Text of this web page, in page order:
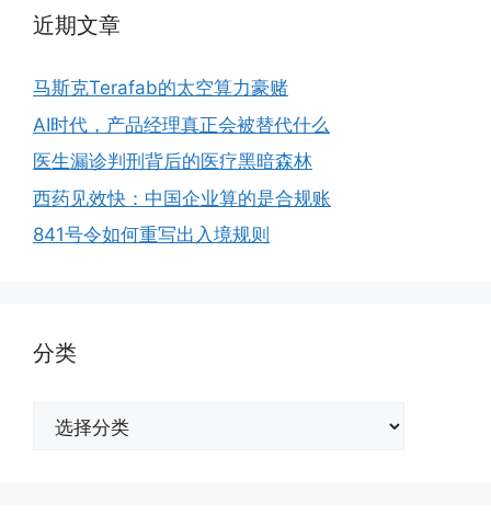
近期文章
马斯克Terafab的太空算力豪赌
AI时代，产品经理真正会被替代什么
医生漏诊判刑背后的医疗黑暗森林
西药见效快：中国企业算的是合规账
841号令如何重写出入境规则
分类